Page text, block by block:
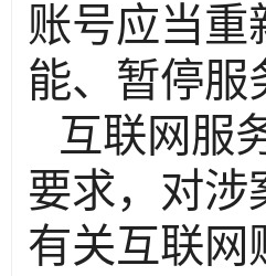
账号应当重
能、暂停服
互联网服
要求，对涉
有关互联网